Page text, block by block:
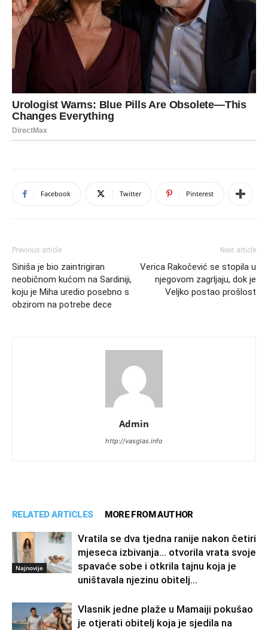
Facebook Twitter Pinterest
Previous article
Siniša je bio zaintrigiran
neobičnom kućom na Sardiniji,
koju je Miha uredio posebno s
obzirom na potrebe dece
Next article
Verica Rakočević se stopila u
njegovom zagrljaju, dok je
Veljko postao prošlost
Admin
http://vasglas.info
RELATED ARTICLES MORE FROM AUTHOR
Najnovije
Vratila se dva tjedna ranije nakon četiri
mjeseca izbivanja… otvorila vrata svoje
spavaće sobe i otkrila tajnu koja je
uništavala njezinu obitelj…
Vlasnik jedne plaže u Mamaiji pokušao
je otjerati obitelj koja je sjedila na